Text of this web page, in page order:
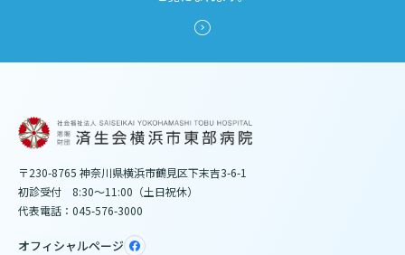
〒230-8765 神奈川県横浜市鶴見区下末吉3-6-1
初診受付 8:30～11:00（土日祝休）
代表電話：045-576-3000
オフィシャルページ